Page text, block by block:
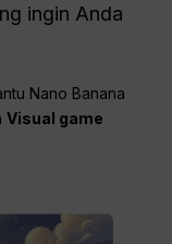
ingin Anda
Nano Banana
Visual game